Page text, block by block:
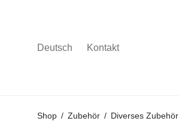
Deutsch Kontakt
Shop / Zubehör / Diverses Zubehör